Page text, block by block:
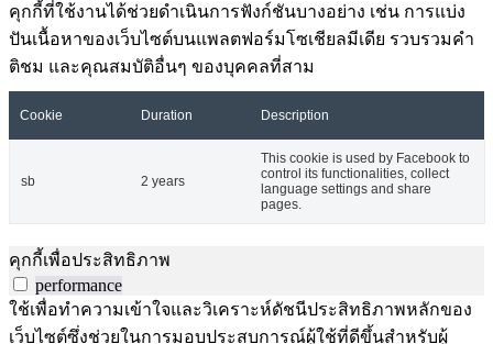
คุกกี้ที่ใช้งานได้ช่วยดำเนินการฟังก์ชันบางอย่าง เช่น การแบ่ง
ปันเนื้อหาของเว็บไซต์บนแพลตฟอร์มโซเชียลมีเดีย รวบรวมคำ
ติชม และคุณสมบัติอื่นๆ ของบุคคลที่สาม
Cookie Duration Description
sb 2 years
This cookie is used by Facebook to
control its functionalities, collect
language settings and share
pages.
คุกกี้เพื่อประสิทธิภาพ
performance
ใช้เพื่อทำความเข้าใจและวิเคราะห์ดัชนีประสิทธิภาพหลักของ
เว็บไซต์ซึ่งช่วยในการมอบประสบการณ์ผู้ใช้ที่ดีขึ้นสำหรับผู้